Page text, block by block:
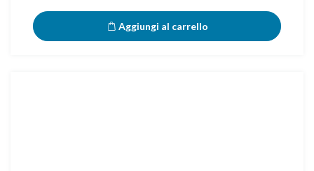
Aggiungi al carrello